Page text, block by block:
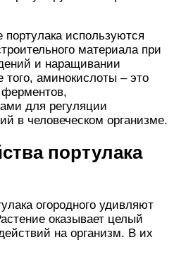
используются
материала при
и наращивании
аминокислоты – это
ферментов,
для регуляции
в человеческом организме.
портулака
огородного удивляют
оказывает целый
на организм. В их